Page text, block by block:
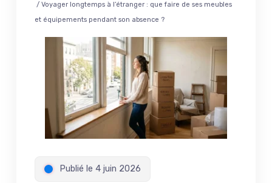
/ Voyager longtemps à l’étranger : que faire de ses meubles
et équipements pendant son absence ?
Publié le 4 juin 2026